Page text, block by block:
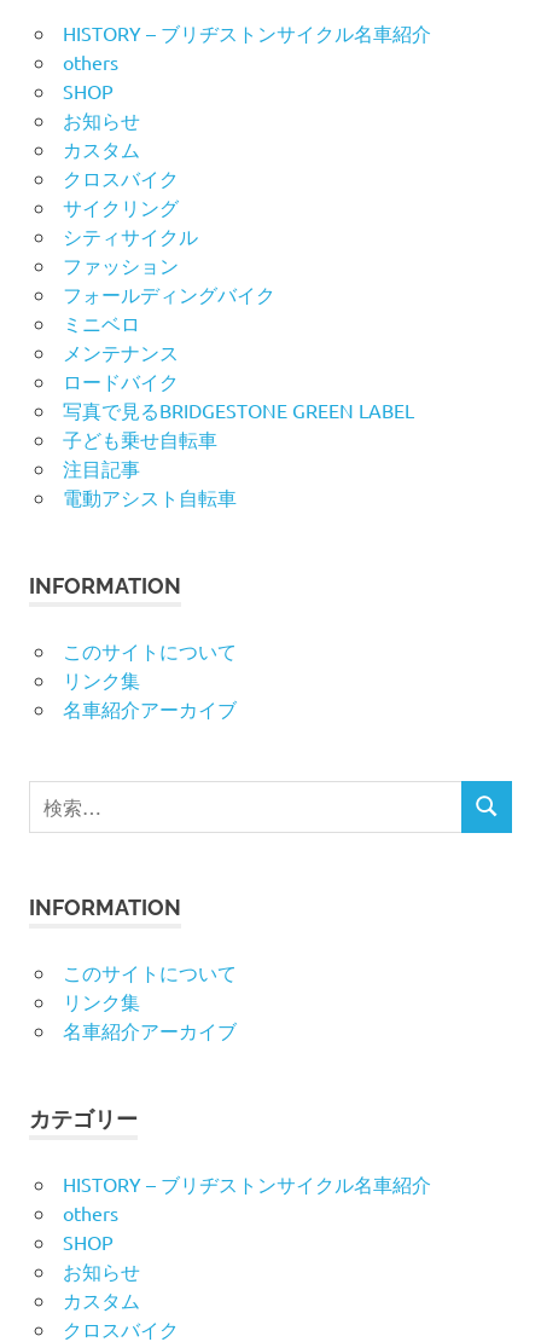
送
り
HISTORY – ブリヂストンサイクル名車紹介
others
SHOP
お知らせ
カスタム
クロスバイク
サイクリング
シティサイクル
ファッション
フォールディングバイク
ミニベロ
メンテナンス
ロードバイク
写真で見るBRIDGESTONE GREEN LABEL
子ども乗せ自転車
注目記事
電動アシスト自転車
INFORMATION
このサイトについて
リンク集
名車紹介アーカイブ
検
索
検
INFORMATION
このサイトについて
リンク集
名車紹介アーカイブ
カテゴリー
HISTORY – ブリヂストンサイクル名車紹介
others
SHOP
お知らせ
カスタム
クロスバイク